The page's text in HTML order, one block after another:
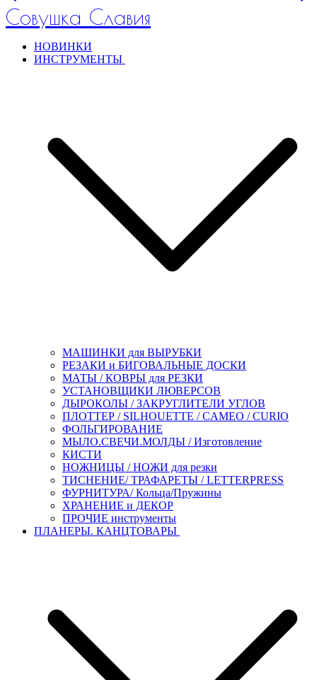
Совушка Славия
НОВИНКИ
ИНСТРУМЕНТЫ
МАШИНКИ для ВЫРУБКИ
РЕЗАКИ и БИГОВАЛЬНЫЕ ДОСКИ
МАТЫ / КОВРЫ для РЕЗКИ
УСТАНОВЩИКИ ЛЮВЕРСОВ
ДЫРОКОЛЫ / ЗАКРУГЛИТЕЛИ УГЛОВ
ПЛОТТЕР / SILHOUETTE / CAMEO / CURIO
ФОЛЬГИРОВАНИЕ
МЫЛО.СВЕЧИ.МОЛДЫ / Изготовление
КИСТИ
НОЖНИЦЫ / НОЖИ для резки
ТИСНЕНИЕ/ ТРАФАРЕТЫ / LETTERPRESS
ФУРНИТУРА/ Кольца/Пружины
ХРАНЕНИЕ и ДЕКОР
ПРОЧИЕ инструменты
ПЛАНЕРЫ. КАНЦТОВАРЫ